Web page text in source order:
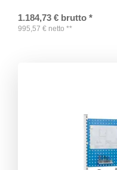
1.184,73 € brutto *
995,57 € netto **